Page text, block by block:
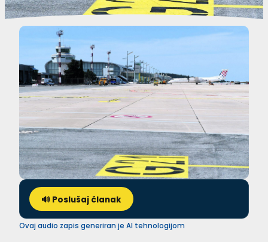
🔊 Poslušaj članak
Ovaj audio zapis generiran je AI tehnologijom